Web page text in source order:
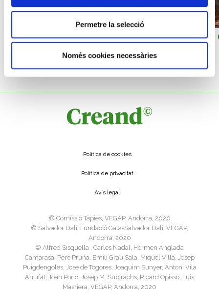
Permetre la selecció
Només cookies necessàries
FRANCESC
Paisaje con palomas
FRANCESC
Paisaje con gallinas
JOAN
Política de cookies
Política de privacitat
Avís legal
©️ Comissió Tàpies, VEGAP, Andorra, 2020
©️ Salvador Dalí, Fundació Gala-Salvador Dalí, VEGAP,
Andorra, 2020
©️ Alfred Sisquella , Carles Nadal, Hermen Anglada
Camarasa, Pere Pruna, Emili Grau Sala, Miquel Villà, Josep
Puigdengoles, Jose de Togores, Joaquim Sunyer, Antoni Vila
Arrufat, Joan Ponç, Josep M. Subirachs, Ricard Opisso, Luis
Masriera, VEGAP, Andorra, 2020